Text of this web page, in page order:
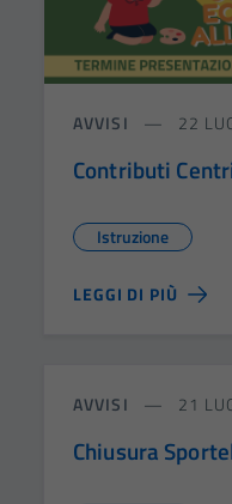
AVVISI 22
Contributi
Istruzione
LEGGI DI PIÙ
AVVISI 21
Chiusura